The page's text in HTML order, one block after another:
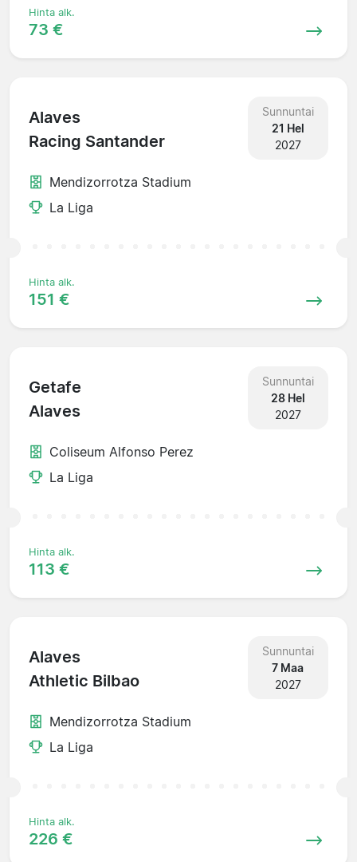
Hinta alk.
73 €
Alaves
Racing Santander
Sunnuntai
21 Hel
2027
Mendizorrotza Stadium
La Liga
Hinta alk.
151 €
Getafe
Alaves
Sunnuntai
28 Hel
2027
Coliseum Alfonso Perez
La Liga
Hinta alk.
113 €
Alaves
Athletic Bilbao
Sunnuntai
7 Maa
2027
Mendizorrotza Stadium
La Liga
Hinta alk.
226 €